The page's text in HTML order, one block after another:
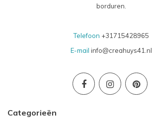
borduren.
Telefoon +31715428965
E-mail info@creahuys41.nl
Categorieën